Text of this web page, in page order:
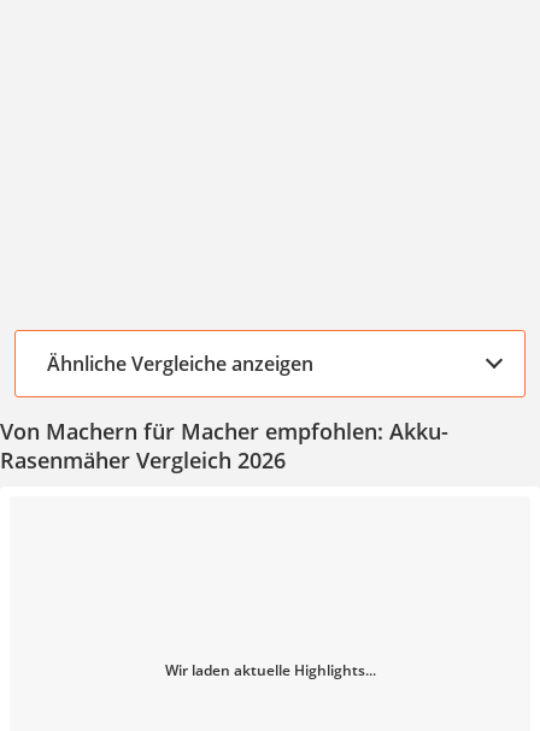
Ähnliche Vergleiche anzeigen
Von Machern für Macher empfohlen: Akku-
Rasenmäher Vergleich 2026
Wir laden aktuelle Highlights...